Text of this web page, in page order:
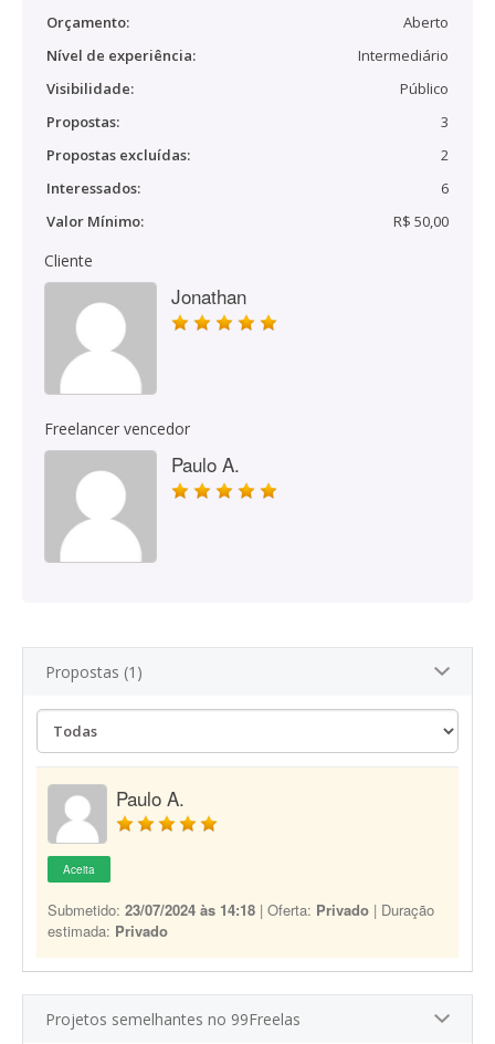
Orçamento:
Aberto
Nível de experiência:
Intermediário
Visibilidade:
Público
Propostas:
3
Propostas excluídas:
2
Interessados:
6
Valor Mínimo:
R$ 50,00
Cliente
Jonathan
Freelancer vencedor
Paulo A.
Propostas (1)
Paulo A.
Aceita
Submetido: 23/07/2024 às 14:18 | Oferta: Privado | Duração
estimada: Privado
Projetos semelhantes no 99Freelas